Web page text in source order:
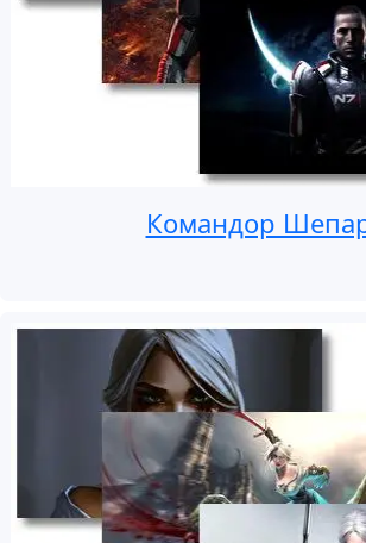
Командор